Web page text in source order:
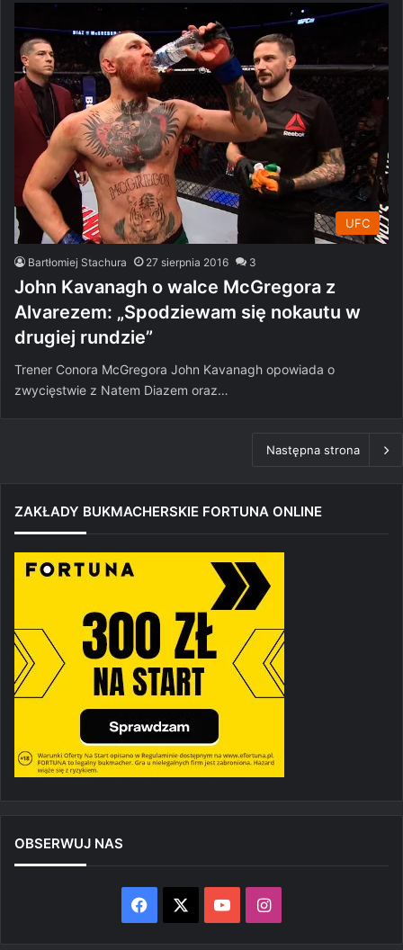
UFC
Bartłomiej Stachura 27 sierpnia 2016 3
John Kavanagh o walce McGregora z
Alvarezem: „Spodziewam się nokautu w
drugiej rundzie”
Trener Conora McGregora John Kavanagh opowiada o
zwycięstwie z Natem Diazem oraz…
Następna strona
ZAKŁADY BUKMACHERSKIE FORTUNA ONLINE
OBSERWUJ NAS
Facebook YouTubeInstagram